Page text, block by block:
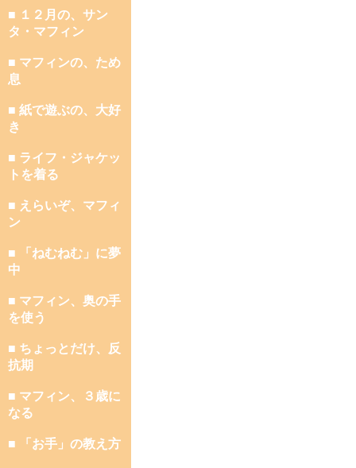
■ １２月の、サン
タ・マフィン
■ マフィンの、ため
息
■ 紙で遊ぶの、大好
き
■ ライフ・ジャケッ
トを着る
■ えらいぞ、マフィ
ン
■ 「ねむねむ」に夢
中
■ マフィン、奥の手
を使う
■ ちょっとだけ、反
抗期
■ マフィン、３歳に
なる
■ 「お手」の教え方